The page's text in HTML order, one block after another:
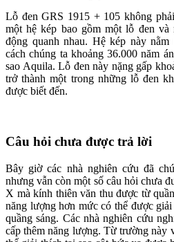
Lỗ đen GRS 1915 + 105 không
một hệ kép bao gồm một lỗ đen và
động quanh nhau. Hệ kép này
cách chúng ta khoảng 36.000 năm
sao Aquila. Lỗ đen này nặng gấp
trở thành một trong những lỗ đen
được biết đến.
Câu hỏi chưa được trả lời
Bây giờ các nhà nghiên cứu đã
nhưng vẫn còn một số câu hỏi chưa
X mà kính thiên văn thu được từ
năng lượng hơn mức có thể được
quầng sáng. Các nhà nghiên cứu
cấp thêm năng lượng. Từ trường này